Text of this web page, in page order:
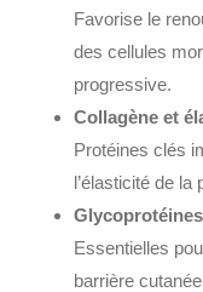
Favorise le
des cellules
progressive.
Collagène et
Protéines clés
l’élasticité de la
Essentielles
barrière